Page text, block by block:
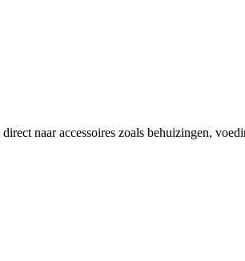
naar accessoires zoals behuizingen,